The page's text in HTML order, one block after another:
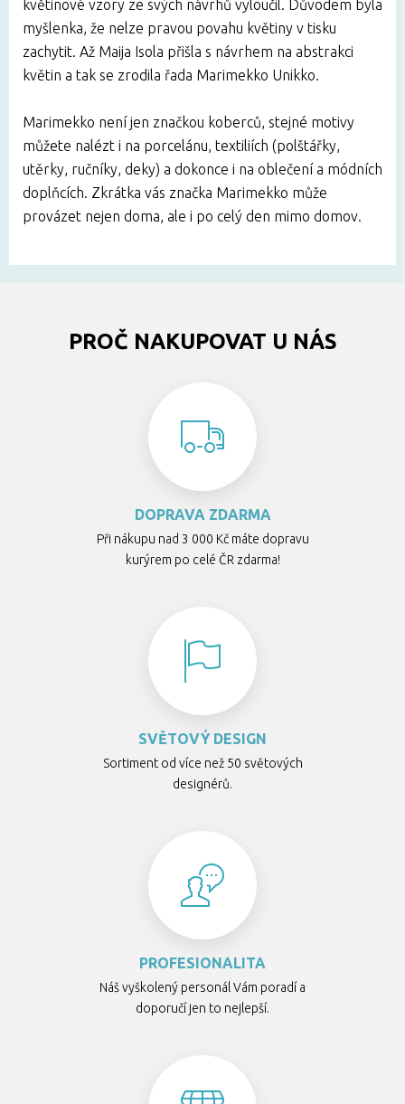
květinové vzory ze svých návrhů vyloučil. Důvodem byla
myšlenka, že nelze pravou povahu květiny v tisku
zachytit. Až Maija Isola přišla s návrhem na abstrakci
květin a tak se zrodila řada Marimekko Unikko.
Marimekko není jen značkou koberců, stejné motivy
můžete nalézt i na porcelánu, textiliích (polštářky,
utěrky, ručníky, deky) a dokonce i na oblečení a módních
doplňcích. Zkrátka vás značka Marimekko může
provázet nejen doma, ale i po celý den mimo domov.
PROČ NAKUPOVAT U NÁS
DOPRAVA ZDARMA
Při nákupu nad 3 000 Kč máte dopravu
kurýrem po celé ČR zdarma!
SVĚTOVÝ DESIGN
Sortiment od více než 50 světových
designérů.
PROFESIONALITA
Náš vyškolený personál Vám poradí a
doporučí jen to nejlepší.